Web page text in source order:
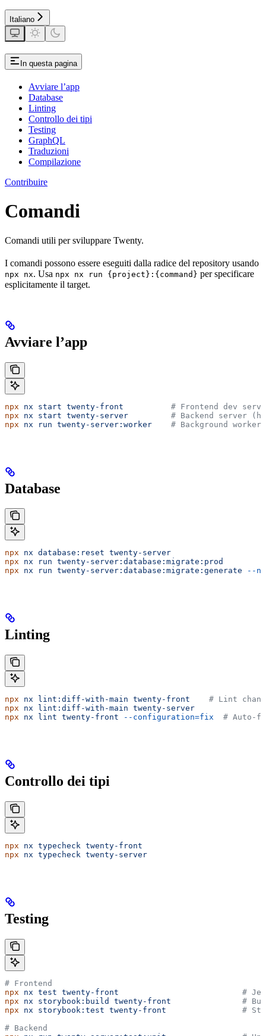
Italiano
In questa pagina
Avviare l’app
Database
Linting
Controllo dei tipi
Testing
GraphQL
Traduzioni
Compilazione
Contribuire
Comandi
Comandi utili per sviluppare Twenty.
I comandi possono essere eseguiti dalla radice del repository usando
npx nx. Usa npx nx run {project}:{command} per specificare
esplicitamente il target.
Avviare l’app
npx nx start twenty-front
# Frontend dev
npx nx start twenty-server
# Backend server
npx nx run twenty-server:worker
    # Background worker
Database
npx nx database:reset twenty-server
npx nx run twenty-server:database:migrate:prod
npx nx run twenty-server:database:migrate:generate --
Linting
npx nx lint:diff-with-main twenty-front
# Lint
npx nx lint:diff-with-main twenty-server
npx nx lint twenty-front --configuration=fix
# Auto-
Controllo dei tipi
npx nx typecheck twenty-front
npx nx typecheck twenty-server
Testing
# Frontend
npx nx test twenty-front
#
npx nx storybook:build twenty-front
#
npx nx storybook:test twenty-front
#
# Backend